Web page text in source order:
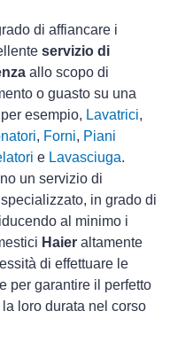
di affiancare i
servizio di
allo scopo di
o guasto su una
esempio, Lavatrici,
, Forni, Piani
e Lavasciuga.
un servizio di
in grado di
al minimo i
Haier altamente
di effettuare le
per garantire il perfetto
loro durata nel corso